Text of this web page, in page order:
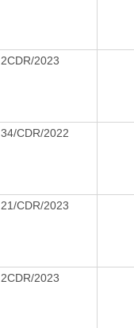
2CDR/2023
34/CDR/2022
21/CDR/2023
2CDR/2023